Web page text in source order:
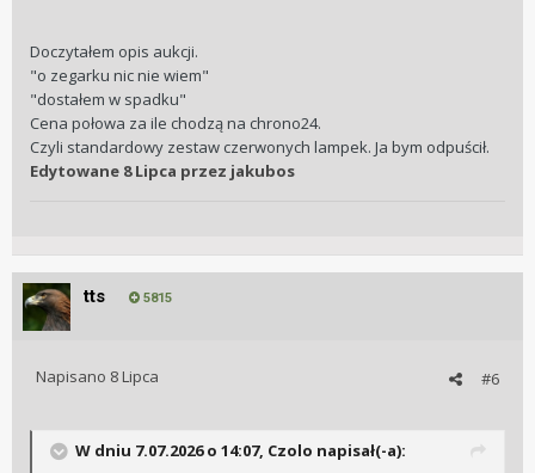
Doczytałem opis aukcji.
"o zegarku nic nie wiem"
"dostałem w spadku"
Cena połowa za ile chodzą na chrono24.
Czyli standardowy zestaw czerwonych lampek. Ja bym odpuścił.
Edytowane 8 Lipca przez jakubos
tts 5815
#6
Napisano 8 Lipca
W dniu 7.07.2026 o 14:07, Czolo napisał(-a):